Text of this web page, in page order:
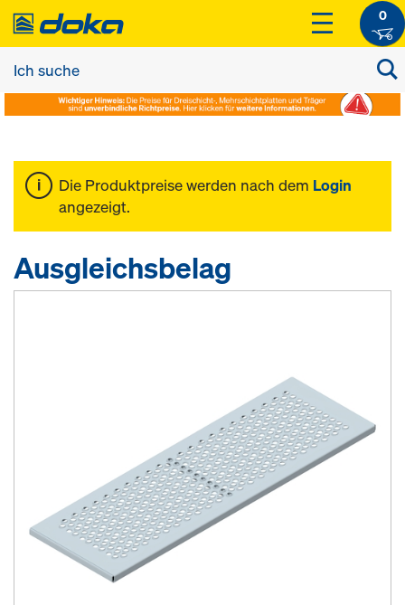
0
Die Produktpreise werden nach dem Login
angezeigt.
Ausgleichsbelag